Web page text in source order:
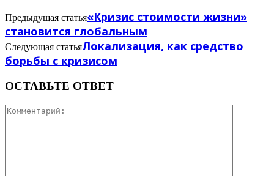
Предыдущая статья«Кризис стоимости жизни»
становится глобальным
Следующая статьяЛокализация, как средство
борьбы с кризисом
ОСТАВЬТЕ ОТВЕТ